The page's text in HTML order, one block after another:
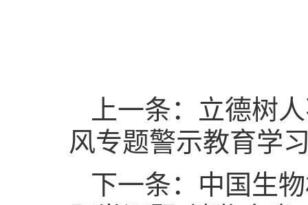
上一条：立德树
风专题警示教育学
下一条：中国生